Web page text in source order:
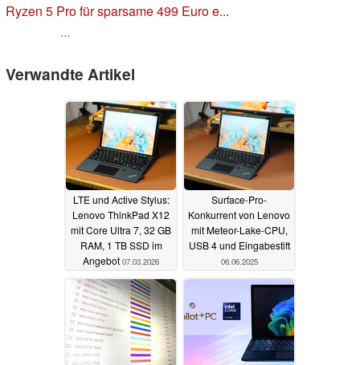
Ryzen 5 Pro für sparsame 499 Euro e...
...
Verwandte Artikel
LTE und Active Stylus:
Lenovo ThinkPad X12
mit Core Ultra 7, 32 GB
RAM, 1 TB SSD im
Angebot 07.03.2026
Surface-Pro-
Konkurrent von Lenovo
mit Meteor-Lake-CPU,
USB 4 und Eingabestift
06.06.2025